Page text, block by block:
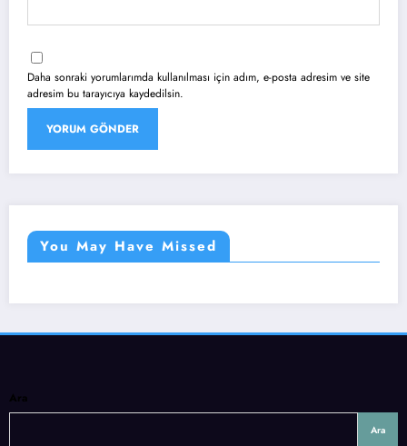
Daha sonraki yorumlarımda kullanılması için adım, e-posta adresim ve site
adresim bu tarayıcıya kaydedilsin.
You May Have Missed
Ara
Ara